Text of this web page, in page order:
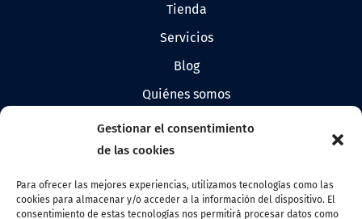
Gestionar el consentimiento
de las cookies
Para ofrecer las mejores experiencias, utilizamos tecnologías como las
cookies para almacenar y/o acceder a la información del dispositivo. El
consentimiento de estas tecnologías nos permitirá procesar datos como
tienda
servicios
blog
quiénes somos
logos de allandestars
Contacto